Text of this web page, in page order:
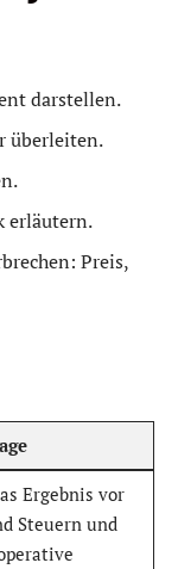
darstellen.
überleiten.
erläutern.
Preis,
Ergebnis vor
Steuern und